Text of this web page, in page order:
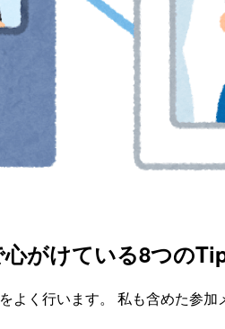
がけている8つの
く行います。 私も含めた参